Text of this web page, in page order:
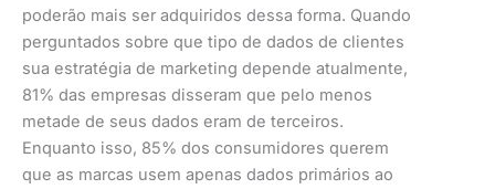
poderão mais ser adquiridos dessa forma. Quando
perguntados sobre que tipo de dados de clientes
sua estratégia de marketing depende atualmente,
81% das empresas disseram que pelo menos
metade de seus dados eram de terceiros.
Enquanto isso, 85% dos consumidores querem
que as marcas usem apenas dados primários ao